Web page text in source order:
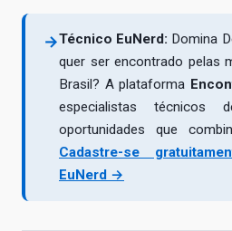
→Técnico EuNerd: Domina
quer ser encontrado pelas
Brasil? A plataforma
especialistas
oportunidades que
Cadastre-se
EuNerd →